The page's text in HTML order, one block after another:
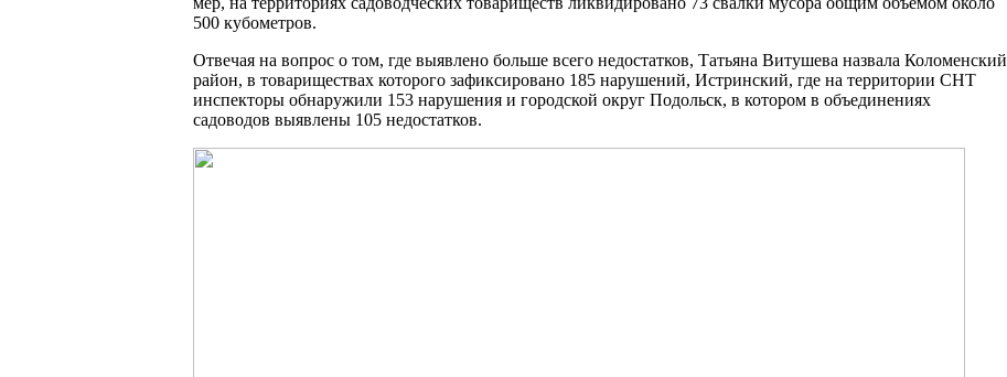
500 кубометров.
Отвечая на вопрос о том, где выявлено больше всего недостатков, Татьяна Витушева назвала Коломенский
район, в товариществах которого зафиксировано 185 нарушений, Истринский, где на территории СНТ
инспекторы обнаружили 153 нарушения и городской округ Подольск, в котором в объединениях
садоводов выявлены 105 недостатков.